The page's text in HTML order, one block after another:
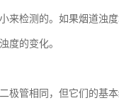
来检测的。如果烟道浊
度的变化。
极管相同，但它们的基